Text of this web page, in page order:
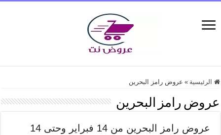
الرئيسية » عروض رامز البحرين
عروض رامز البحرين
عروض رامز البحرين من 14 فبراير وحتى 14